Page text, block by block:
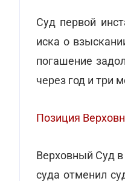
Суд первой
иска о
погашение
через год и три
Позиция
Верховный Суд в
суда отменил